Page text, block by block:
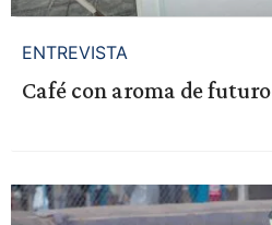
ENTREVISTA
Café con aroma de futuro